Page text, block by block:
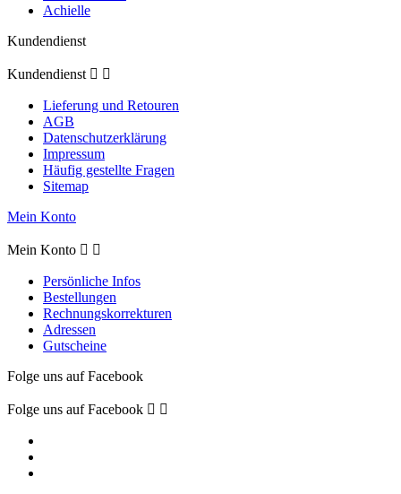
Achielle
Kundendienst
Kundendienst  
Lieferung und Retouren
AGB
Datenschutzerklärung
Impressum
Häufig gestellte Fragen
Sitemap
Mein Konto
Mein Konto  
Persönliche Infos
Bestellungen
Rechnungskorrekturen
Adressen
Gutscheine
Folge uns auf Facebook
Folge uns auf Facebook  